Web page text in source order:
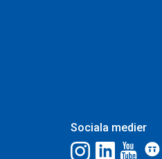
Sociala medier